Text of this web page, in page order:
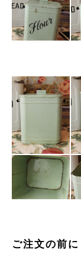
ご注文の前に